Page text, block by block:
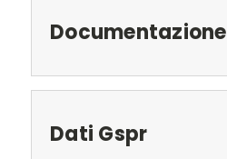
Documentazione
Dati Gspr